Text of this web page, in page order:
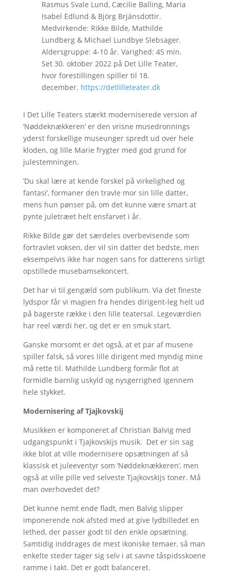
Rasmus Svale Lund, Cæcilie Balling, Maria
Isabel Edlund & Björg Brjánsdottir.
Medvirkende: Rikke Bilde, Mathilde
Lundberg & Michael Lundbye Slebsager.
Aldersgruppe: 4-10 år. Varighed: 45 min.
Set 30. oktober 2022 på Det Lille Teater,
hvor forestillingen spiller til 18.
december. https://detlilleteater.dk
I Det Lille Teaters stærkt moderniserede version af
’Nøddeknækkeren’ er den vrisne musedronnings
yderst forskellige museunger spredt ud over hele
kloden, og lille Marie frygter med god grund for
julestemningen.
’Du skal lære at kende forskel på virkelighed og
fantasi’, formaner den travle mor sin lille datter,
mens hun pønser på, om det kunne være smart at
pynte juletræet helt ensfarvet i år.
Rikke Bilde gør det særdeles overbevisende som
fortravlet voksen, der vil sin datter det bedste, men
eksempelvis ikke har nogen sans for datterens sirligt
opstillede musebamsekoncert.
Det har vi til gengæld som publikum. Via det fineste
lydspor får vi magien fra hendes dirigent-leg helt ud
på bagerste række i den lille teatersal. Legeværdien
har reel værdi her, og det er en smuk start.
Ganske morsomt er det også, at et par af musene
spiller falsk, så vores lille dirigent med myndig mine
må rette til. Mathilde Lundberg formår flot at
formidle barnlig uskyld og nysgerrighed igennem
hele stykket.
Modernisering af Tjajkovskij
Musikken er komponeret af Christian Balvig med
udgangspunkt i Tjajkovskijs musik. Det er sin sag
ikke blot at ville modernisere opsætningen af så
klassisk et juleeventyr som ’Nøddeknækkeren’, men
også at ville pille ved selveste Tjajkovskijs toner. Må
man overhovedet det?
Det kunne nemt ende fladt, men Balvig slipper
imponerende nok afsted med at give lydbilledet en
lethed, der passer godt til den enkle opsætning.
Samtidig inddrages de mest ikoniske temaer, så man
enkelte steder tager sig selv i at savne tåspidsskoene
ramme i takt. Det er godt balanceret.